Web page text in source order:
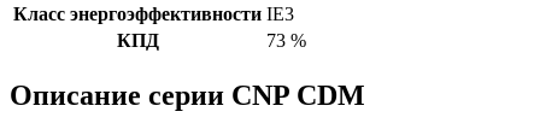
Класс энергоэффективности IE3
КПД
73 %
Описание серии CNP CDM